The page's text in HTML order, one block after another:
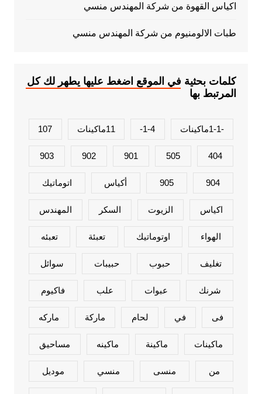
اكياس القهوة من شركة المهندس منسي
طبات الالومنيوم من شركة المهندس منسي
كلمات بحثية في الموقع اضغط عليها يطهر لك كل
المرتبط بها
-1-1ماكينات 1-4- 11ماكينات 107
404
505
901
902
903
904
905 أكياس اتوماتيك
اكياس الزيوت السكر المهندس
الهواء اوتوماتيك تعبئة تعبئه
تغليف حبوب حبيبات سوائل
شرنك عبوات علب فاكيوم
فى في لحام ماركة ماركه
ماكينات ماكينة ماكينه مساحيق
من منسى منسي موديل